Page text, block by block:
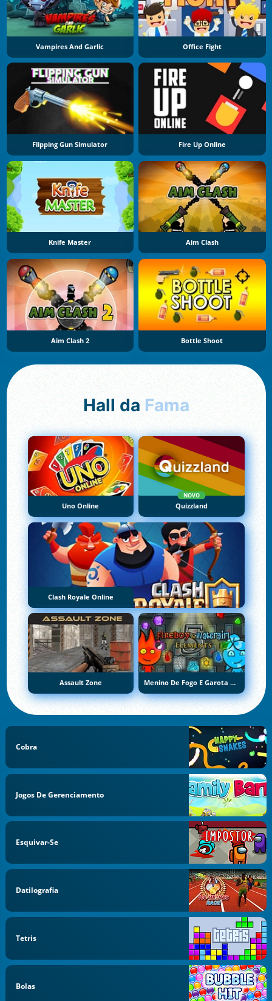
Vampires And Garlic Office Fight
Flipping Gun Simulator Fire Up Online
Knife Master Aim Clash
Aim Clash 2 Bottle Shoot
Hall da Fama
Uno Online
NOVO
Quizzland
Clash Royale Online
Assault Zone Menino De Fogo E Garota De Água 5: Elementos
Cobra
Jogos De Gerenciamento
Esquivar-Se
Datilografia
Tetris
Bolas